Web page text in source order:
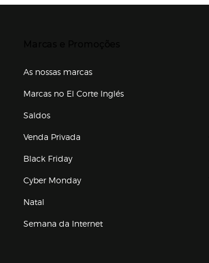
As nossas marcas
Marcas no El Corte Inglés
Saldos
Venda Privada
Black Friday
Cyber Monday
Natal
Semana da Internet